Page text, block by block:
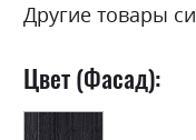
Другие товары
Цвет (Фасад):